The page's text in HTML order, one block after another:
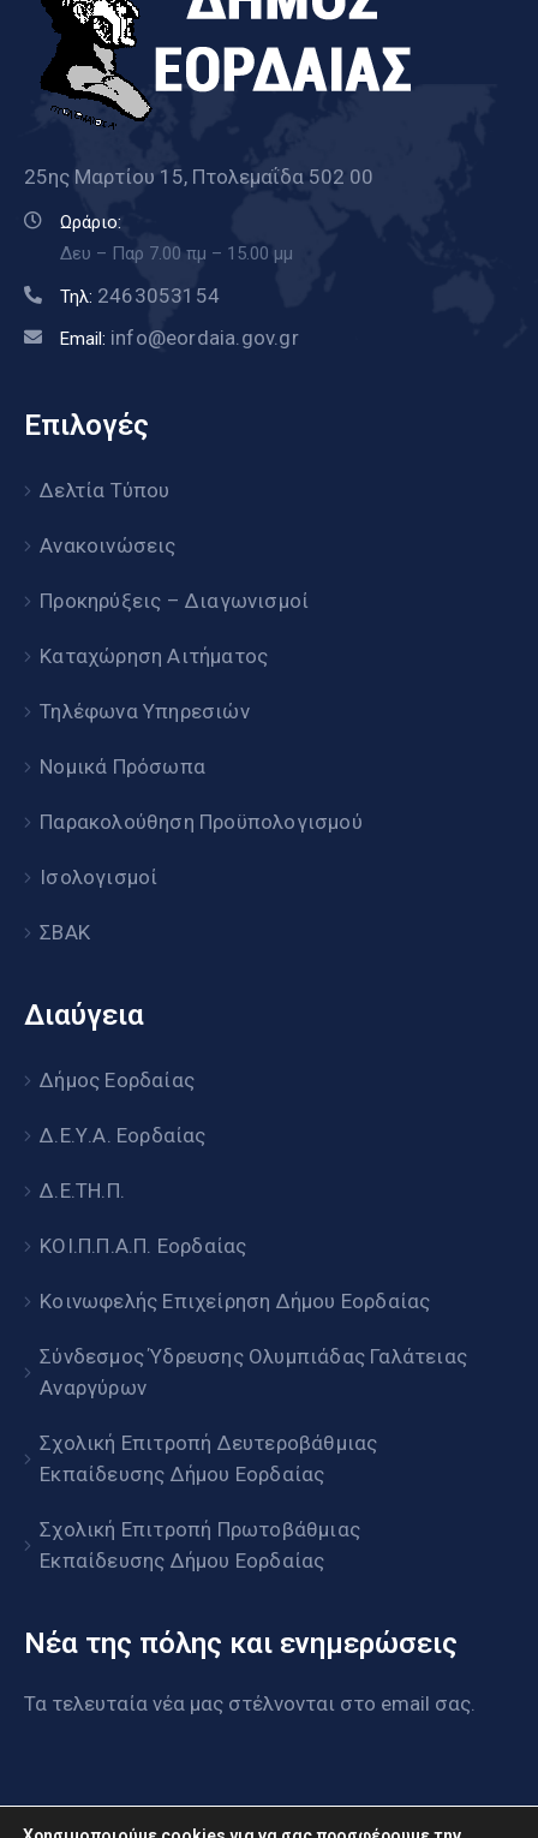
25ης Μαρτίου 15, Πτολεμαΐδα 502 00
Ωράριο:
Δευ – Παρ 7.00 πμ – 15.00 μμ
Τηλ: 2463053154
Email: info@eordaia.gov.gr
Επιλογές
Δελτία Τύπου
Ανακοινώσεις
Προκηρύξεις – Διαγωνισμοί
Καταχώρηση Αιτήματος
Τηλέφωνα Υπηρεσιών
Νομικά Πρόσωπα
Παρακολούθηση Προϋπολογισμού
Ισολογισμοί
ΣΒΑΚ
Διαύγεια
Δήμος Εορδαίας
Δ.Ε.Υ.Α. Εορδαίας
Δ.Ε.ΤΗ.Π.
ΚΟΙ.Π.Π.Α.Π. Εορδαίας
Κοινωφελής Επιχείρηση Δήμου Εορδαίας
Σύνδεσμος Ύδρευσης Ολυμπιάδας Γαλάτειας
Αναργύρων
Σχολική Επιτροπή Δευτεροβάθμιας
Εκπαίδευσης Δήμου Εορδαίας
Σχολική Επιτροπή Πρωτοβάθμιας
Εκπαίδευσης Δήμου Εορδαίας
Νέα της πόλης και ενημερώσεις
Τα τελευταία νέα μας στέλνονται στο email σας.